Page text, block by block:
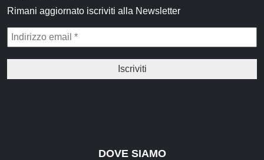
Rimani aggiornato iscriviti alla Newsletter
DOVE SIAMO